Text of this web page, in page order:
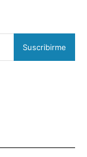
Suscribirme